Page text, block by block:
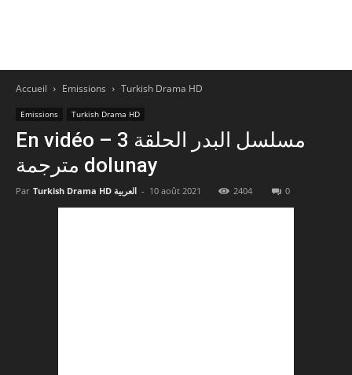
Accueil Emissions Turkish Drama HD
Emissions Turkish Drama HD
En vidéo – مسلسل البدر الحلقة 3
مترجمة dolunay
Par Turkish Drama HD العربية - 10 août 2021 2404 0